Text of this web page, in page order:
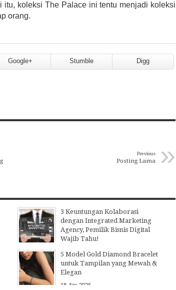
itu, koleksi The Palace ini tentu menjadi koleksi
orang.
Google+ Stumble Digg
»
Previous
Posting Lama
3 Keuntungan Kolaborasi
dengan Integrated Marketing
Agency, Pemilik Bisnis Digital
Wajib Tahu!
15 Jul 2026
5 Model Gold Diamond Bracelet
untuk Tampilan yang Mewah &
Elegan
18 Apr 2026